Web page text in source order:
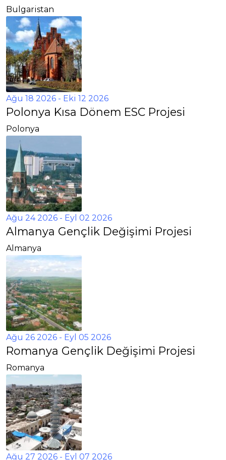
Bulgaristan
Ağu 18 2026 - Eki 12 2026
Polonya Kısa Dönem ESC Projesi
Polonya
Ağu 24 2026 - Eyl 02 2026
Almanya Gençlik Değişimi Projesi
Almanya
Ağu 26 2026 - Eyl 05 2026
Romanya Gençlik Değişimi Projesi
Romanya
Ağu 27 2026 - Eyl 07 2026